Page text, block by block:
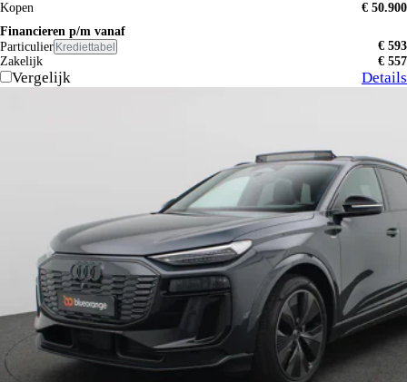
Kopen
€ 50.900
Financieren p/m vanaf
Particulier Krediettabel
€ 593
Zakelijk
€ 557
Vergelijk Details